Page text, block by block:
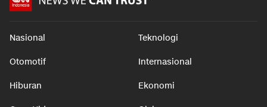
Nasional Teknologi
Otomotif Internasional
Hiburan Ekonomi